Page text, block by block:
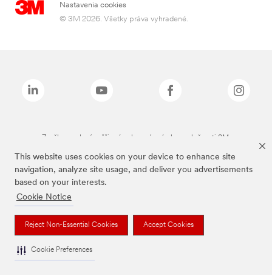
This website uses cookies on your device to enhance site
navigation, analyze site usage, and deliver you advertisements
based on your interests.
Cookie Notice
Reject Non-Essential Cookies Accept Cookies
Cookie Preferences
Nastavenia cookies
© 3M 2026. Všetky práva vyhradené.
Značky uvedené vyššie sú ochranné známky spoločnosti 3M.